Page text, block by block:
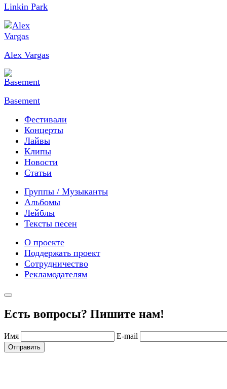
Linkin Park
Alex Vargas
Basement
Фестивали
Концерты
Лайвы
Клипы
Новости
Статьи
Группы / Музыканты
Альбомы
Лейблы
Тексты песен
О проекте
Поддержать проект
Сотрудничество
Рекламодателям
Есть вопросы? Пишите нам!
Имя E-mail